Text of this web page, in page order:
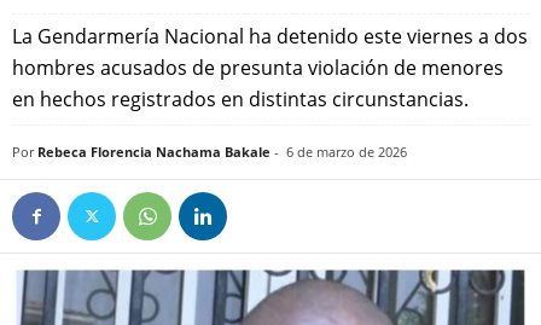
La Gendarmería Nacional ha detenido este viernes a dos
hombres acusados de presunta violación de menores
en hechos registrados en distintas circunstancias.
Por Rebeca Florencia Nachama Bakale - 6 de marzo de 2026